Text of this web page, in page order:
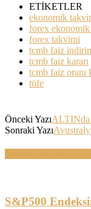
ETİKETLER
ekonomik
forex
forex takvimi
tcmb faiz
tcmb faiz kararı
tcmb faiz oranı
tüfe
Önceki YazıALTINda
Sonraki Yazı
S&P500